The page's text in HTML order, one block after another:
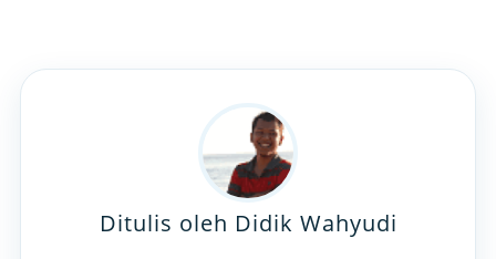
Ditulis oleh Didik Wahyudi